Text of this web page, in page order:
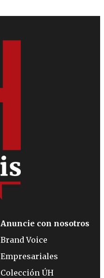
Anuncie con nosotros
Brand Voice
Empresariales
Colección ÚH